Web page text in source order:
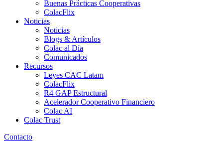
Buenas Prácticas Cooperativas
ColacFlix
Noticias
Noticias
Blogs & Artículos
Colac al Día
Comunicados
Recursos
Leyes CAC Latam
ColacFlix
R4 GAP Estructural
Acelerador Cooperativo Financiero
Colac AI
Colac Trust
Contacto